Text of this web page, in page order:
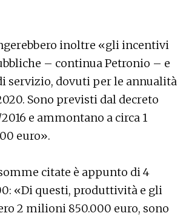
inoltre «gli incentivi
– continua Petronio – e
servizio, dovuti per le annualità
Sono previsti dal decreto
e ammontano a circa 1
euro».
citate è appunto di 4
«Di questi, produttività e gli
2 milioni 850.000 euro, sono